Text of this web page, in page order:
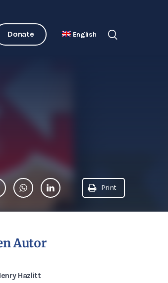
Donate English
Print
Autor
Hazlitt